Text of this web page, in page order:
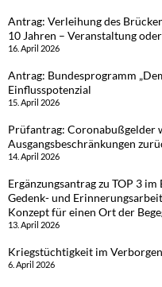
Antrag: Verleihung des
10 Jahren – Veranstaltung
16. April 2026
Antrag: Bundesprogramm
Einflusspotenzial
15. April 2026
Prüfantrag: Coronabußgelder
Ausgangsbeschränkungen
14. April 2026
Ergänzungsantrag zu TOP 3
Gedenk- und
Konzept für einen Ort der
13. April 2026
Kriegstüchtigkeit im
6. April 2026